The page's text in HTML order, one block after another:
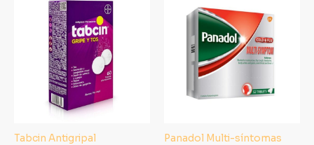
Tabcin Antigripal
Panadol Multi-síntomas